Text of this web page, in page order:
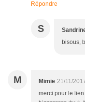
Répondre
S
bisous,
M Mimie 21/11/
merci pour le